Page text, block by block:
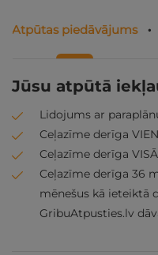
Atpūtas piedāvājums
Jūsu atpūtā
Lidojums ar
Ceļazīme derīga
Ceļazīme derīga
Ceļazīme derīga 36
mēnešus kā ieteiktā
GribuAtpusties.lv